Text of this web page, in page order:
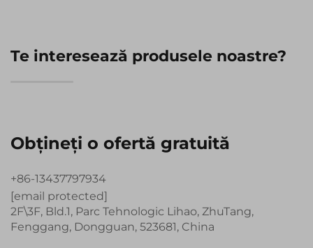
Te interesează produsele noastre?
Obțineți o ofertă gratuită
+86-13437797934
[email protected]
2F\3F, Bld.1, Parc Tehnologic Lihao, ZhuTang,
Fenggang, Dongguan, 523681, China